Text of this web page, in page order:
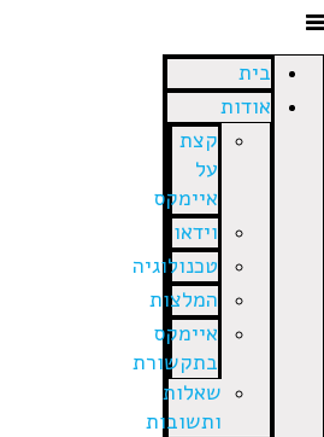
בית
אודות
קצת
על
איימקס
וידאו
טכנולוגיה
המלצות
איימקס
בתקשורת
שאלות
ותשובות